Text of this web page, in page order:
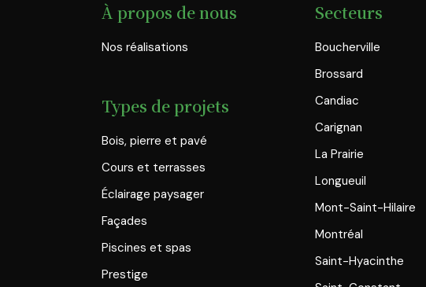
À propos de nous
Nos réalisations
Types de projets
Bois, pierre et pavé
Cours et terrasses
Éclairage paysager
Façades
Piscines et spas
Prestige
Secteurs
Boucherville
Brossard
Candiac
Carignan
La Prairie
Longueuil
Mont-Saint-Hilaire
Montréal
Saint-Hyacinthe